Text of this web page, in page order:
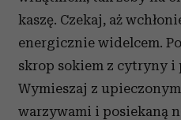
kaszę. Czekaj, aż
energicznie widelcem.
skrop sokiem z cytryny i
Wymieszaj z
warzywami i posiekaną